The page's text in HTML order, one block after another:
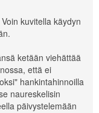
kuvitella käydyn
ketään viehättää
että ei
hankintahinnoilla
naureskelisin
päivystelemään